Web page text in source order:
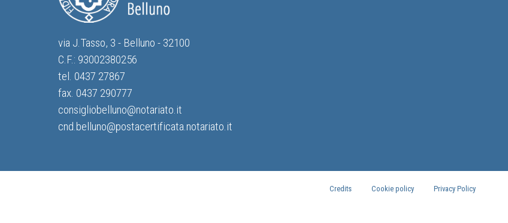
via J.Tasso, 3 - Belluno - 32100
C.F.: 93002380256
tel. 0437 27867
fax. 0437 290777
consigliobelluno@notariato.it
cnd.belluno@postacertificata.notariato.it
Credits Cookie policy Privacy Policy